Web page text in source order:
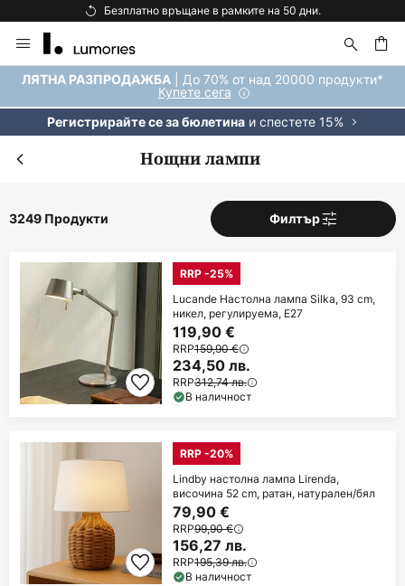
Безплатна доставка над 92 €.
Прескачане
към
съдържанието
ЛЯТНА РАЗПРОДАЖБА | До 70% от над 20000 продукти*
Купете сега
Регистрирайте се за бюлетинаи спестете 15%
Нощни лампи
3249 Продукти Филтър
RRP -25%
Lucande Настолна лампа Silka, 93 cm,
никел, регулируема, E27
119,90 €
RRP159,90 €
234,50 лв.
RRP312,74 лв.
В наличност
RRP -20%
Lindby настолна лампа Lirenda,
височина 52 cm, ратан, натурален/бял
79,90 €
RRP99,90 €
156,27 лв.
RRP195,39 лв.
В наличност